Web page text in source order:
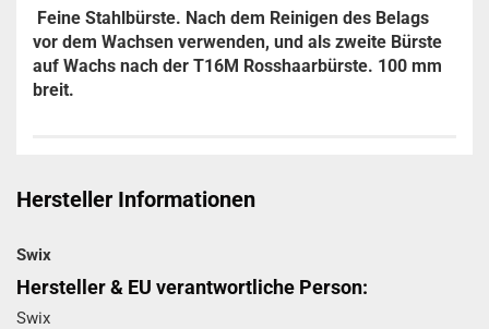
Feine Stahlbürste. Nach dem Reinigen des Belags
vor dem Wachsen verwenden, und als zweite Bürste
auf Wachs nach der T16M Rosshaarbürste. 100 mm
breit.
Hersteller Informationen
Swix
Hersteller & EU verantwortliche Person:
Swix